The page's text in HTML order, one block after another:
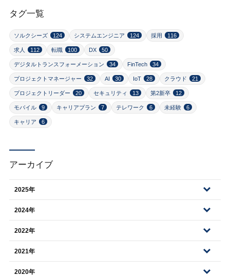
タグ一覧
ソルクシーズ 124 システムエンジニア 124 採用 116
求人 112 転職 100 DX 50
デジタルトランスフォーメーション 34 FinTech 34
プロジェクトマネージャー 32 AI 30 IoT 28 クラウド 21
プロジェクトリーダー 20 セキュリティ 13 第2新卒 12
モバイル 9 キャリアプラン 7 テレワーク 6 未経験 6
キャリア 6
アーカイブ
2025年
2024年
2022年
2021年
2020年